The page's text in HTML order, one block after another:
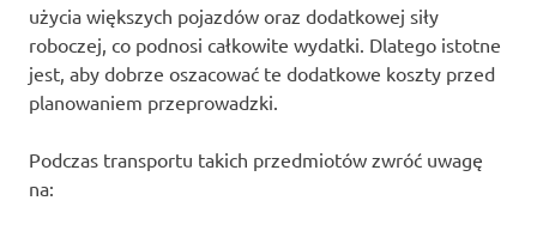
użycia większych pojazdów oraz dodatkowej siły
roboczej, co podnosi całkowite wydatki. Dlatego istotne
jest, aby dobrze oszacować te dodatkowe koszty przed
planowaniem przeprowadzki.
Podczas transportu takich przedmiotów zwróć uwagę
na: